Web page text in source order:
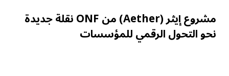
مشروع إيثر (Aether) من ONF نقلة جديدة
نحو التحول الرقمي للمؤسسات